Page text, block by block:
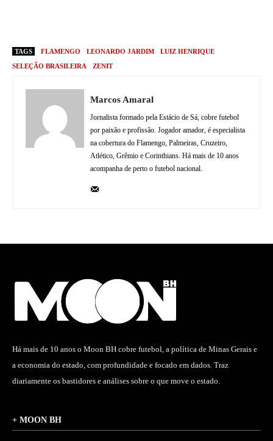
TAGS FLAMENGO LEONARDO JARDIM
LUIZ HENRIQUE
SELEÇÃO BRASILEIRA
ZENIT
Marcos Amaral
Jornalista formado pela Estácio de Sá, cobre futebol
por paixão e profissão. Jogador amador, é especialista
na cobertura do Flamengo, Palmeiras, Cruzeiro,
Atlético, Grêmio e Corinthians. Há mais de 10 anos
acompanha de perto o futebol nacional.
Há mais de 10 anos o Moon BH cobre futebol, a política de Minas Gerais e
a economia do estado, com profundidade e focado em dados. Traz
diariamente os bastidores e análises sobre o que move o estado.
+ MOON BH